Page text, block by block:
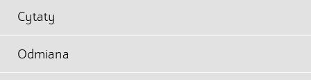
Cytaty
Odmiana